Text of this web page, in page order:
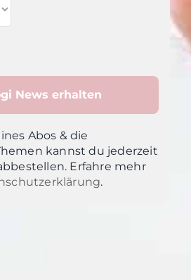
Abos & die
kannst du jederzeit
Erfahre mehr
.